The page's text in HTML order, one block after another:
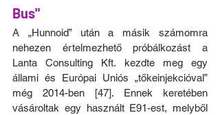
Bus"
A „Hunnoid” után a másik számomra
nehezen értelmezhető próbálkozást a
Lanta Consulting Kft. kezdte meg egy
állami és Európai Uniós „tőkeinjekcióval”
még 2014-ben [47]. Ennek keretében
vásároltak egy használt E91-est, melyből